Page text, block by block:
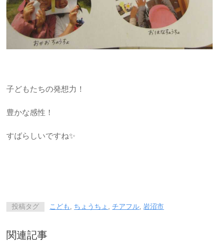
子どもたちの発想力！
豊かな感性！
すばらしいですね✨
投稿タグ こども ちょうちょ ,チアフル ,岩沼市
関連記事